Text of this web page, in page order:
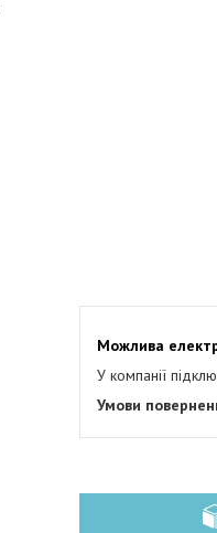
У компанії